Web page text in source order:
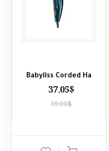
Babyliss Corded Ha
37.05$
39.00$